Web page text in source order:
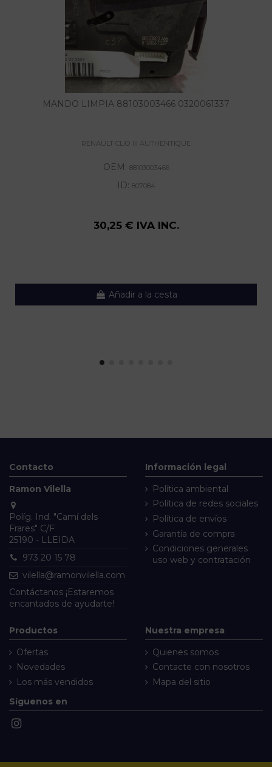
MANDO LIMPIA 88103003466 0320061337
RENAULT CLIO III AUTHENTIQUE
OEM: 88103003466
ID: 807084
30,25 € IVA INC.
Añadir a la cesta
Contacto
Ramon Vilella
Políg. Ind. "Camí dels
Frares" C/F
25190 - LLEIDA
973 20 15 78
vilella@ramonvilella.com
Contáctanos ¡Estaremos
encantados de ayudarte!
Información legal
Política ambiental
Política de redes sociales
Política de envíos
Garantía de compra
Condiciones generales
uso web y contratación
Productos
Ofertas
Novedades
Los más vendidos
Nuestra empresa
Quienes somos
Contacte con nosotros
Mapa del sitio
Síguenos en